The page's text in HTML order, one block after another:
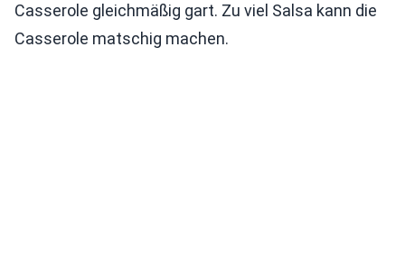
Casserole gleichmäßig gart. Zu viel Salsa kann die
Casserole matschig machen.